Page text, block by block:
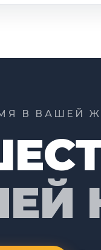
В ВАШЕЙ